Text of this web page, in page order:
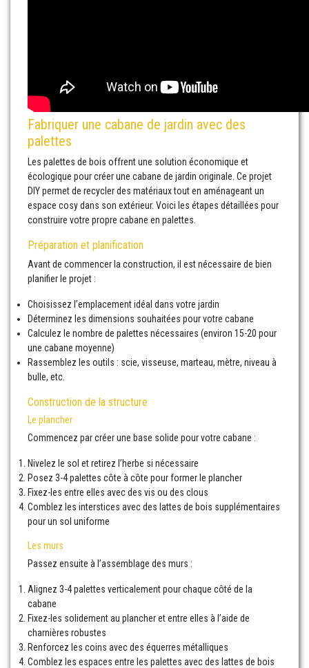
Fabriquer une cabane de jardin avec des
palettes
Les palettes de bois offrent une solution économique et
écologique pour créer une cabane de jardin originale. Ce projet
DIY permet de recycler des matériaux tout en aménageant un
espace cosy dans son extérieur. Voici les étapes détaillées pour
construire votre propre cabane en palettes.
Préparation et planification
Avant de commencer la construction, il est nécessaire de bien
planifier le projet :
Choisissez l’emplacement idéal dans votre jardin
Déterminez les dimensions souhaitées pour votre cabane
Calculez le nombre de palettes nécessaires (environ 15-20 pour
une cabane moyenne)
Rassemblez les outils : scie, visseuse, marteau, mètre, niveau à
bulle, etc.
Construction de la structure
Le plancher
Commencez par créer une base solide pour votre cabane :
Nivelez le sol et retirez l’herbe si nécessaire
Posez 3-4 palettes côte à côte pour former le plancher
Fixez-les entre elles avec des vis ou des clous
Comblez les interstices avec des lattes de bois supplémentaires
pour un sol uniforme
Les murs
Passez ensuite à l’assemblage des murs :
Alignez 3-4 palettes verticalement pour chaque côté de la
cabane
Fixez-les solidement au plancher et entre elles à l’aide de
charnières robustes
Renforcez les coins avec des équerres métalliques
Comblez les espaces entre les palettes avec des lattes de bois